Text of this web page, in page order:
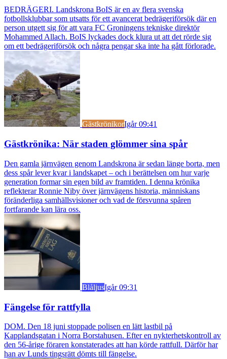
BEDRÄGERI. Landskrona BoIS är en av flera svenska
fotbollsklubbar som utsatts för ett avancerat bedrägeriförsök där en
person utgett sig för att vara FC Groningens tekniske direktör
Mohammed Allach. BoIS lyckades dock klura ut att det rörde sig
om ett bedrägeriförsök och några pengar ska inte ha gått förlorade.
GästkrönikorIgår 09:41
Gästkrönika: När staden glömmer sina spår
Den gamla järnvägen genom Landskrona är sedan länge borta, men
dess spår lever kvar i landskapet – och i berättelsen om hur varje
generation formar sin egen bild av framtiden. I denna krönika
reflekterar Ronnie Niby över järnvägens historia, människans
föränderliga samhällsvisioner och vad de försvunna spåren
fortfarande kan lära oss.
BlåljusIgår 09:31
Fängelse för rattfylla
DOM. Den 18 juni stoppade polisen en lätt lastbil på
Kapplandsgatan i Norra Borstahusen. Efter en nykterhetskontroll av
den 56-årige föraren konstaterades att han körde rattfull. Därför har
han av Lunds tingsrätt dömts till fängelse.